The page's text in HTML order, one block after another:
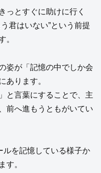
とすぐに助けに行く
君はいない”という前提
。
姿が「記憶の中でしか会
あります。
と言葉にすることで、主
前へ進もうともがいてい
ルを記憶している様子か
す。